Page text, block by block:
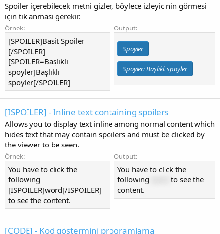
Spoiler içerebilecek metni gizler, böylece izleyicinin görmesi
için tıklanması gerekir.
Örnek:
[SPOILER]Basit Spoiler
[/SPOILER]
[SPOILER=Başlıklı
spoyler]Başlıklı
spoyler[/SPOILER]
Output:
Spoyler
Spoyler:Başlıklı spoyler
[ISPOILER] - Inline text containing spoilers
Allows you to display text inline among normal content which
hides text that may contain spoilers and must be clicked by
the viewer to be seen.
Örnek:
You have to click the
following
[ISPOILER]word[/ISPOILER]
to see the content.
Output:
You have to click the
following
to see the
content.
[CODE] - Kod göstermini programlama